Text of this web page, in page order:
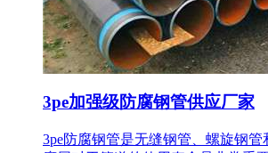
3pe加强级防腐钢管供应厂家
3pe防腐钢管是无缝钢管、螺旋钢